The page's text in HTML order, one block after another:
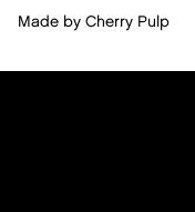
Made by Cherry Pulp